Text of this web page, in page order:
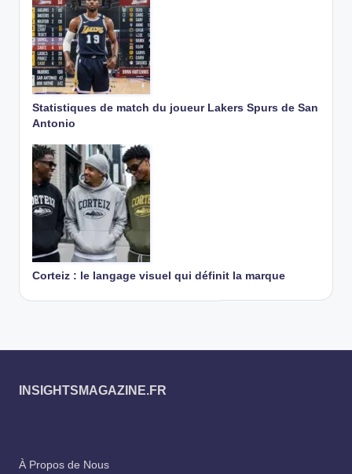
Statistiques de match du joueur Lakers Spurs de San
Antonio
Corteiz : le langage visuel qui définit la marque
INSIGHTSMAGAZINE.FR
À Propos de Nous